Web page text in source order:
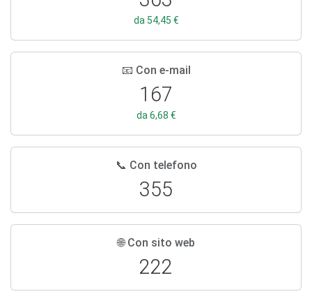
da 54,45 €
📧 Con e-mail
167
da 6,68 €
📞 Con telefono
355
🌐 Con sito web
222